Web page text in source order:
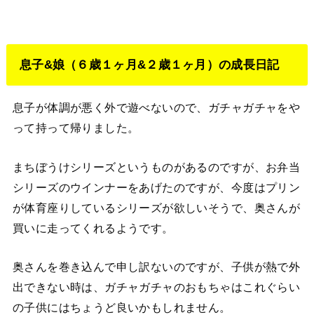
息子&娘（６歳１ヶ月&２歳１ヶ月）の成長日記
息子が体調が悪く外で遊べないので、ガチャガチャをや
って持って帰りました。
まちぼうけシリーズというものがあるのですが、お弁当
シリーズのウインナーをあげたのですが、今度はプリン
が体育座りしているシリーズが欲しいそうで、奥さんが
買いに走ってくれるようです。
奥さんを巻き込んで申し訳ないのですが、子供が熱で外
出できない時は、ガチャガチャのおもちゃはこれぐらい
の子供にはちょうど良いかもしれません。